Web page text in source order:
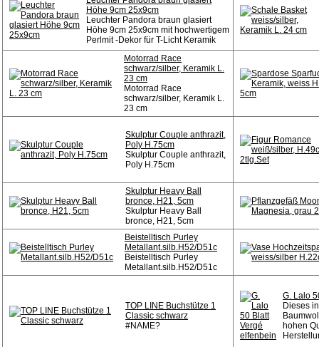
Höhe 9cm 25x9cm
Leuchter Pandora braun glasiert
Höhe 9cm 25x9cm mit hochwertigem
Perlmit -Dekor für T-Licht Keramik
Motorrad Race
schwarz/silber, Keramik L.
23 cm
Motorrad Race
schwarz/silber, Keramik L.
23 cm
Skulptur Couple anthrazit,
Poly H.75cm
Skulptur Couple anthrazit,
Poly H.75cm
Skulptur Heavy Ball
bronce, H21, 5cm
Skulptur Heavy Ball
bronce, H21, 5cm
Beistelltisch Purley
Metallant.silb.H52/D51c
Beistelltisch Purley
Metallant.silb.H52/D51c
TOP LINE Buchstütze 1
Classic schwarz
#NAME?
G. Lalo
Dieses
hohen